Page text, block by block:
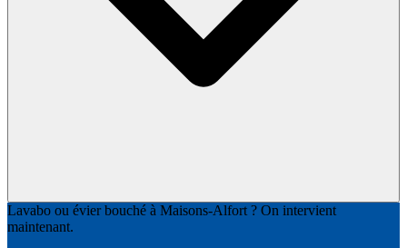
Lavabo ou évier bouché à Maisons-Alfort ? On intervient
maintenant.